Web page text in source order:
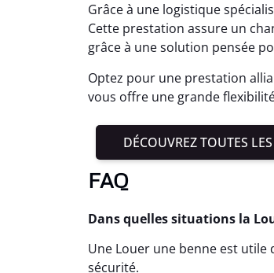
Grâce à une logistique
Cette prestation assure un
grâce à une solution pensée
Optez pour une prestation
vous offre une grande
DÉCOUVREZ TOUTES
FAQ
Dans quelles situations la
Une Louer une benne est
sécurité.